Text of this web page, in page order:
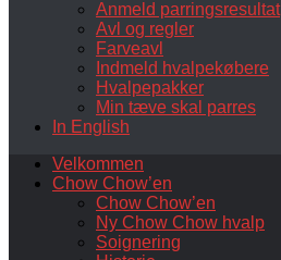
Anmeld parringsresultat
Avl og regler
Farveavl
Indmeld hvalpekøbere
Hvalpepakker
Min tæve skal parres
In English
Velkommen
Chow Chow’en
Chow Chow’en
Ny Chow Chow hvalp
Soignering